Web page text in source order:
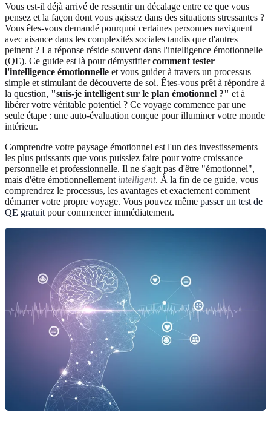
Vous est-il déjà arrivé de ressentir un décalage entre ce que vous
pensez et la façon dont vous agissez dans des situations stressantes ?
Vous êtes-vous demandé pourquoi certaines personnes naviguent
avec aisance dans les complexités sociales tandis que d'autres
peinent ? La réponse réside souvent dans l'intelligence émotionnelle
(QE). Ce guide est là pour démystifiercomment tester
l'intelligence émotionnelle et vous guider à travers un processus
simple et stimulant de découverte de soi. Êtes-vous prêt à répondre à
la question, "suis-je intelligent sur le plan émotionnel ?" et à
libérer votre véritable potentiel ? Ce voyage commence par une
seule étape : une auto-évaluation conçue pour illuminer votre monde
intérieur.
Comprendre votre paysage émotionnel est l'un des investissements
les plus puissants que vous puissiez faire pour votre croissance
personnelle et professionnelle. Il ne s'agit pas d'être "émotionnel",
mais d'être émotionnellement intelligent. À la fin de ce guide, vous
comprendrez le processus, les avantages et exactement comment
démarrer votre propre voyage. Vous pouvez même passer un test de
QE gratuit pour commencer immédiatement.